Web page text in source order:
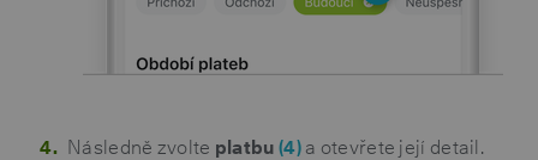
Následně zvolte platbu (4)a otevřete její detail.